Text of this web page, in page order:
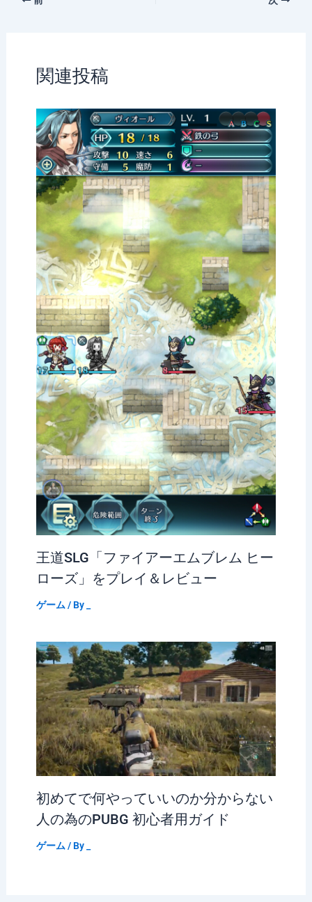
関連投稿
王道SLG「ファイアーエムブレム ヒー
ローズ」をプレイ＆レビュー
ゲーム / By
初めてで何やっていいのか分からない
人の為のPUBG 初心者用ガイド
ゲーム/ By